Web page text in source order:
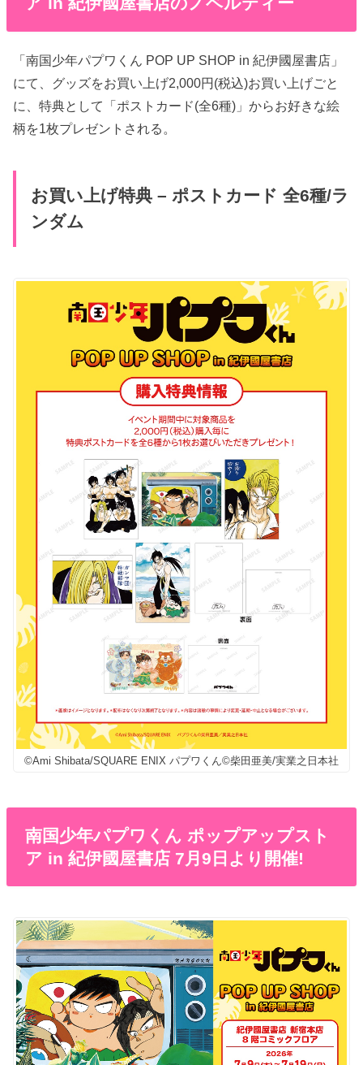
「南国少年パプワくん POP UP SHOP in 紀伊國屋書店」
にて、グッズをお買い上げ2,000円(税込)お買い上げごと
に、特典として「ポストカード(全6種)」からお好きな絵
柄を1枚プレゼントされる。
お買い上げ特典 – ポストカード 全6種/ラ
ンダム
©Ami Shibata/SQUARE ENIX パプワくん©柴田亜美/実業之日本社
南国少年パプワくん ポップアップスト
ア in 紀伊國屋書店 7月9日より開催!